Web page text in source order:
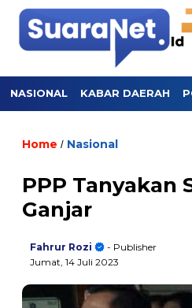
NASIONAL KABAR DAERAH
Home / Nasional
PPP Tanyakan
Ganjar
Fahrur Rozi
- Publisher
Jumat, 14 Juli 2023